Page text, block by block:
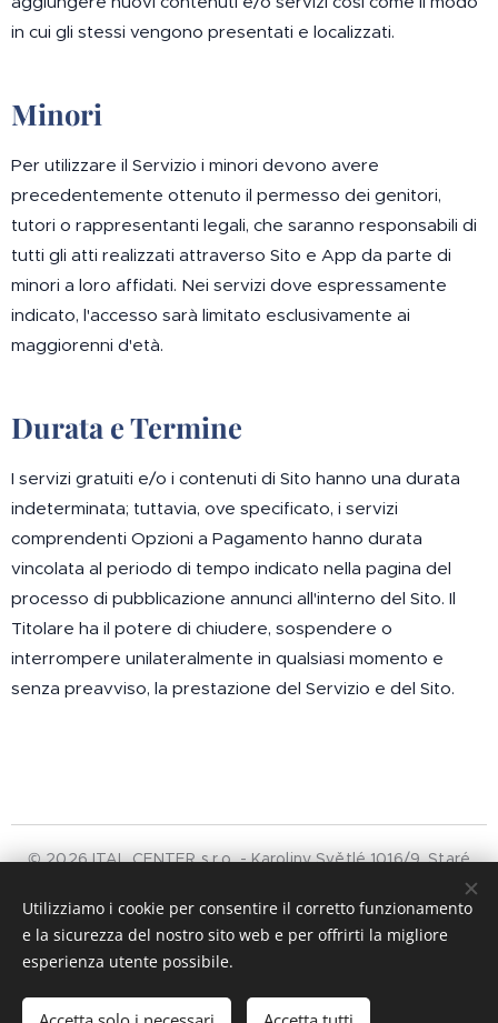
in cui gli stessi vengono presentati e localizzati.
Minori
Per utilizzare il Servizio i minori devono avere
precedentemente ottenuto il permesso dei genitori,
tutori o rappresentanti legali, che saranno responsabili di
tutti gli atti realizzati attraverso Sito e App da parte di
minori a loro affidati. Nei servizi dove espressamente
indicato, l'accesso sarà limitato esclusivamente ai
maggiorenni d'età.
Durata e Termine
I servizi gratuiti e/o i contenuti di Sito hanno una durata
indeterminata; tuttavia, ove specificato, i servizi
comprendenti Opzioni a Pagamento hanno durata
vincolata al periodo di tempo indicato nella pagina del
processo di pubblicazione annunci all'interno del Sito. Il
Titolare ha il potere di chiudere, sospendere o
interrompere unilateralmente in qualsiasi momento e
senza preavviso, la prestazione del Servizio e del Sito.
© 2026 ITAL CENTER s.r.o. - Karoliny Světlé 1016/9, Staré
GDPR
Gestito da Italcenter
Lingue
Utilizziamo i cookie per consentire il corretto funzionamento
e la sicurezza del nostro sito web e per offrirti la migliore
esperienza utente possibile.